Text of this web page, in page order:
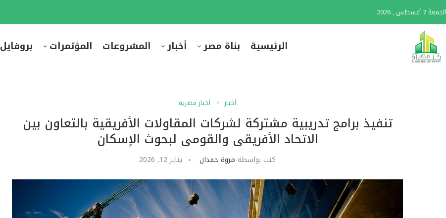
الجمعة 7 أغسطس , 2026
الرئيسية بناة مصر أخبار المشروعات المؤتمرات بروفايل
أخبار أخبار مصرية
تنفيذ برامج تدريبية مشتركة لشركات المقاولات الأفريقية بالتعاون بين
الاتحاد الأفريقى والقومى لبحوث الإسكان
كتب بواسطة مروة حمدان يناير 12, 2026